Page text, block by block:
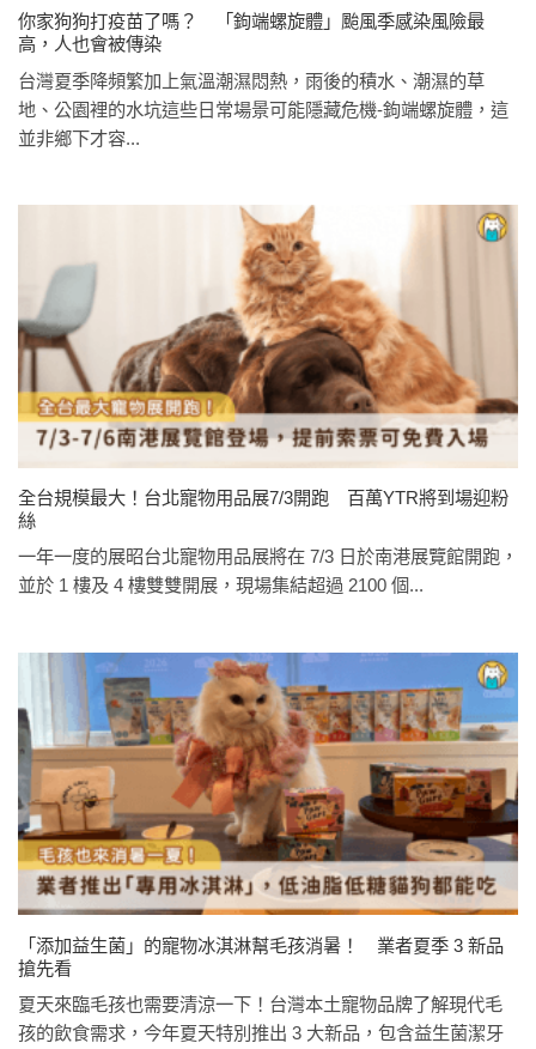
你家狗狗打疫苗了嗎？ 「鉤端螺旋體」颱風季感染風險最
高，人也會被傳染
台灣夏季降頻繁加上氣溫潮濕悶熱，雨後的積水、潮濕的草
地、公園裡的水坑這些日常場景可能隱藏危機-鉤端螺旋體，這
並非鄉下才容...
全台規模最大！台北寵物用品展7/3開跑 百萬YTR將到場迎粉
絲
一年一度的展昭台北寵物用品展將在 7/3 日於南港展覽館開跑，
並於 1 樓及 4 樓雙雙開展，現場集結超過 2100 個...
「添加益生菌」的寵物冰淇淋幫毛孩消暑！ 業者夏季 3 新品
搶先看
夏天來臨毛孩也需要清涼一下！台灣本土寵物品牌了解現代毛
孩的飲食需求，今年夏天特別推出 3 大新品，包含益生菌潔牙